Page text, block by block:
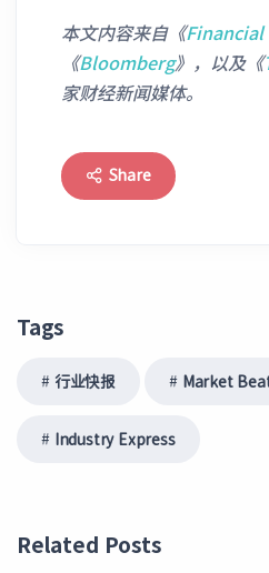
本文内容来自《Financial
《Bloomberg》，以及《
家财经新闻媒体。
Share
Tags
行业快报 Market
Industry Express
Related Posts